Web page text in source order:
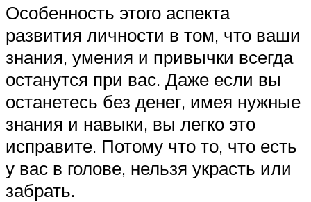
Особенность этого аспекта
развития личности в том, что ваши
знания, умения и привычки всегда
останутся при вас. Даже если вы
останетесь без денег, имея нужные
знания и навыки, вы легко это
исправите. Потому что то, что есть
у вас в голове, нельзя украсть или
забрать.